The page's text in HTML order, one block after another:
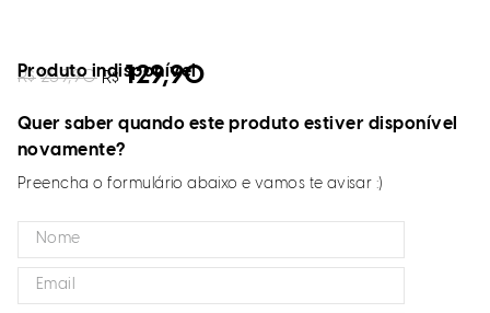
R$ 259,90 R$ 129,90
Produto indisponível
Quer saber quando este produto estiver disponível
novamente?
Preencha o formulário abaixo e vamos te avisar :)